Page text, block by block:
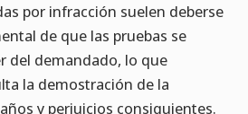
por infracción suelen deberse
de que las pruebas se
del demandado, lo que
la demostración de la
y perjuicios consiguientes.